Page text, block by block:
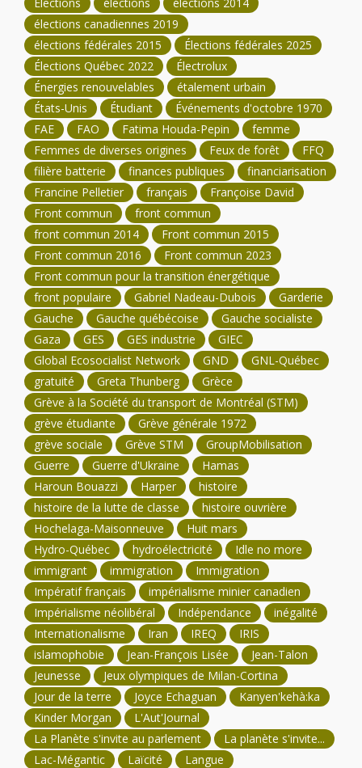
élections canadiennes 2019
élections fédérales 2015
Élections fédérales 2025
Élections Québec 2022
Électrolux
Énergies renouvelables
étalement urbain
États-Unis
Étudiant
Événements d'octobre 1970
FAE
FAO Fatima Houda-Pepin
femme
Femmes de diverses origines
Feux de forêt
FFQ
filière batterie
finances publiques
financiarisation
Francine Pelletier
français
Françoise David
Front commun
front commun
front commun 2014
Front commun 2015
Front commun 2016
Front commun 2023
Front commun pour la transition énergétique
front populaire
Gabriel Nadeau-Dubois
Garderie
Gauche
Gauche québécoise
Gauche socialiste
Gaza
GES GES industrie
GIEC
Global Ecosocialist Network
GND
GNL-Québec
gratuité
Greta Thunberg
Grèce
Grève à la Société du transport de Montréal (STM)
grève étudiante
Grève générale 1972
grève sociale
Grève STM
GroupMobilisation
Guerre
Guerre d'Ukraine
Hamas
Haroun Bouazzi
Harper
histoire
histoire de la lutte de classe
histoire ouvrière
Hochelaga-Maisonneuve
Huit mars
Hydro-Québec
hydroélectricité
Idle no more
immigrant
immigration
Immigration
Impératif français
impérialisme minier canadien
Impérialisme néolibéral
Indépendance
inégalité
Internationalisme
Iran IREQ
IRIS
islamophobie
Jean-François Lisée
Jean-Talon
Jeunesse
Jeux olympiques de Milan-Cortina
Jour de la terre
Joyce Echaguan
Kanyen'kehà:ka
Kinder Morgan
L'Aut'Journal
La Planète s'invite au parlement
La planète s'invite...
Lac-Mégantic
Laïcité
Langue